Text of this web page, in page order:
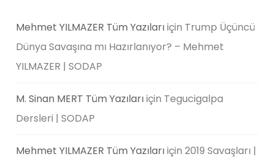
Mehmet YILMAZER Tüm Yazılarıiçin Trump Üçüncü
Dünya Savaşına mı Hazırlanıyor? – Mehmet
YILMAZER | SODAP
M. Sinan MERT Tüm Yazılarıiçin Tegucigalpa
Dersleri | SODAP
Mehmet YILMAZER Tüm Yazılarıiçin2019 Savaşları |